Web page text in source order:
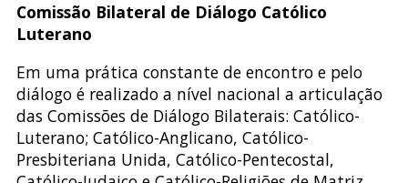
Comissão Bilateral de Diálogo Católico
Luterano
Em uma prática constante de encontro e pelo
diálogo é realizado a nível nacional a articulação
das Comissões de Diálogo Bilaterais: Católico-
Luterano; Católico-Anglicano, Católico-
Presbiteriana Unida, Católico-Pentecostal,